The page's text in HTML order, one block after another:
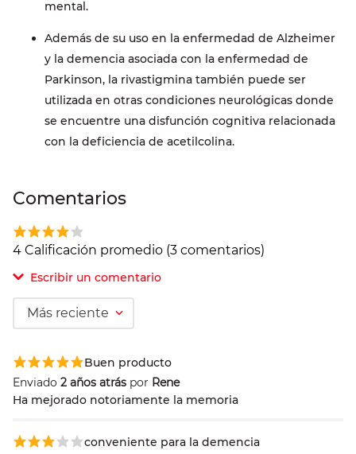
mental.
Además de su uso en la enfermedad de Alzheimer
y la demencia asociada con la enfermedad de
Parkinson, la rivastigmina también puede ser
utilizada en otras condiciones neurológicas donde
se encuentre una disfunción cognitiva relacionada
con la deficiencia de acetilcolina.
Comentarios
4 Calificación promedio (3 comentarios)
Escribir un comentario
Comentario
Califique el producto de 1 a 5 estrellas
Más reciente
Buen producto
Enviado 2 años atrás por Rene
Ha mejorado notoriamente la memoria
conveniente para la demencia